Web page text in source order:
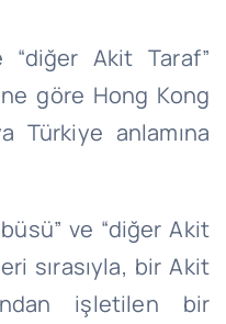
Akit Taraf”
göre Hong Kong
Türkiye anlamına
ve “diğer Akit
sırasıyla, bir Akit
işletilen bir